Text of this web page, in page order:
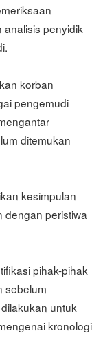
penyidik
korban
pengemudi
ditemukan
kesimpulan
dengan peristiwa
pihak-pihak
sebelum
untuk
kronologi